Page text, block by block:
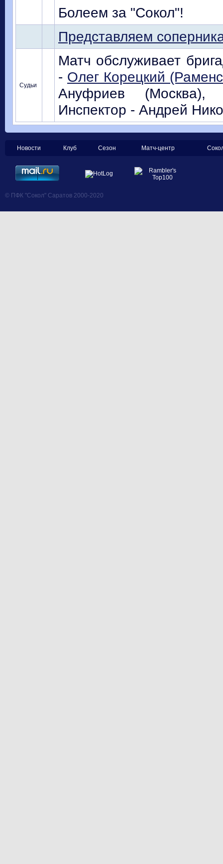
Болеем за "Сокол"!
Представляем
Судьи
Матч обслуживает
- Олег Корецкий
Ануфриев (Москва),
Инспектор - Андрей
Новости Клуб Сезон Матч-центр
© ПФК "Сокол" Саратов 2000-2020